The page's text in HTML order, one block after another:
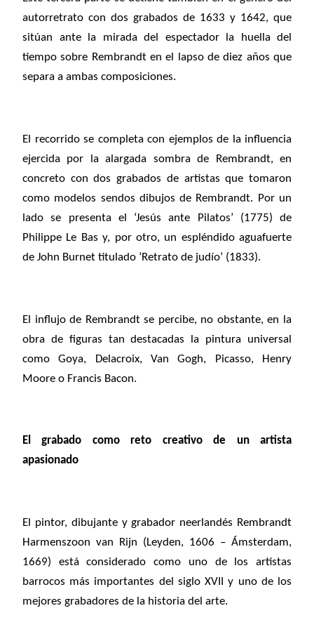
autorretrato con dos grabados de 1633 y 1642, que
sitúan ante la mirada del espectador la huella del
tiempo sobre Rembrandt en el lapso de diez años que
separa a ambas composiciones.
El recorrido se completa con ejemplos de la influencia
ejercida por la alargada sombra de Rembrandt, en
concreto con dos grabados de artistas que tomaron
como modelos sendos dibujos de Rembrandt. Por un
lado se presenta el ‘Jesús ante Pilatos’ (1775) de
Philippe Le Bas y, por otro, un espléndido aguafuerte
de John Burnet titulado ‘Retrato de judío’ (1833).
El influjo de Rembrandt se percibe, no obstante, en la
obra de figuras tan destacadas la pintura universal
como Goya, Delacroix, Van Gogh, Picasso, Henry
Moore o Francis Bacon.
El grabado como reto creativo de un artista
apasionado
El pintor, dibujante y grabador neerlandés Rembrandt
Harmenszoon van Rijn (Leyden, 1606 – Ámsterdam,
1669) está considerado como uno de los artistas
barrocos más importantes del siglo XVII y uno de los
mejores grabadores de la historia del arte.